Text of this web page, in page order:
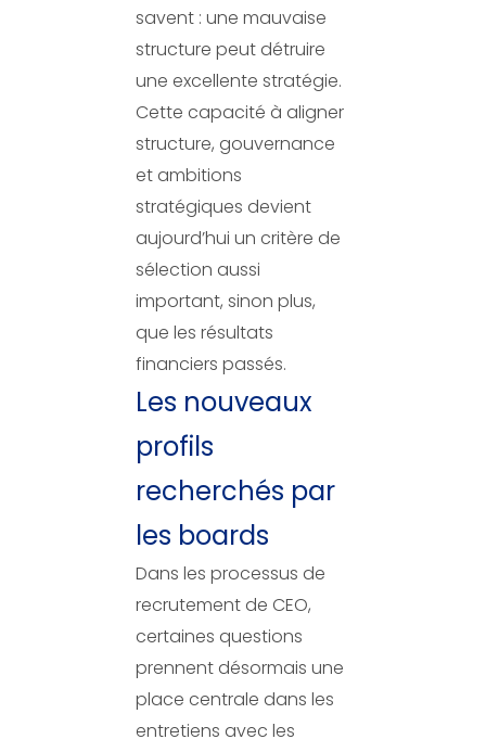
savent : une mauvaise
structure peut détruire
une excellente stratégie.
Cette capacité à aligner
structure, gouvernance
et ambitions
stratégiques devient
aujourd’hui un critère de
sélection aussi
important, sinon plus,
que les résultats
financiers passés.
Les nouveaux
profils
recherchés par
les boards
Dans les processus de
recrutement de CEO,
certaines questions
prennent désormais une
place centrale dans les
entretiens avec les